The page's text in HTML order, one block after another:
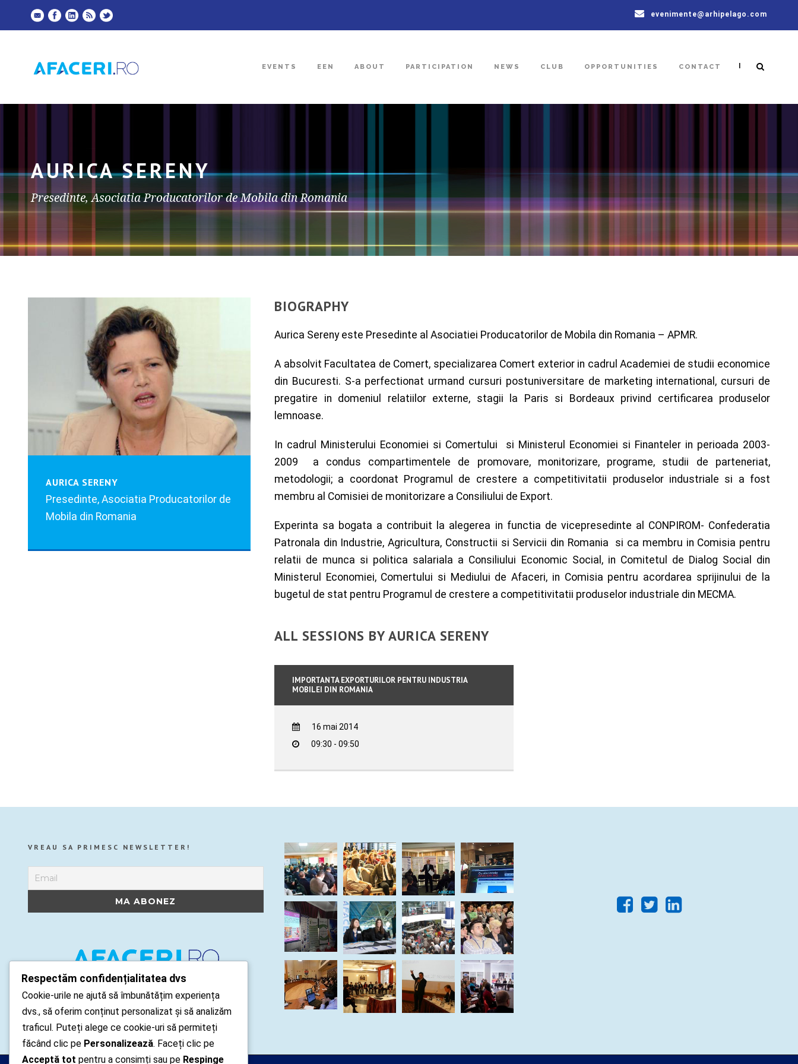
evenimente@arhipelago.com
EVENTS EEN ABOUT PARTICIPATION NEWS CLUB OPPORTUNITIES CONTACT |
AURICA SERENY
Presedinte, Asociatia Producatorilor de Mobila din Romania
AURICA SERENY
Presedinte, Asociatia Producatorilor de
Mobila din Romania
BIOGRAPHY
Aurica Sereny este Presedinte al Asociatiei Producatorilor de Mobila din Romania – APMR.
A absolvit Facultatea de Comert, specializarea Comert exterior in cadrul Academiei de studii economice
din Bucuresti. S-a perfectionat urmand cursuri postuniversitare de marketing international, cursuri de
pregatire in domeniul relatiilor externe, stagii la Paris si Bordeaux privind certificarea produselor
lemnoase.
In cadrul Ministerului Economiei si Comertului si Ministerul Economiei si Finanteler in perioada 2003-
2009 a condus compartimentele de promovare, monitorizare, programe, studii de parteneriat,
metodologii; a coordonat Programul de crestere a competitivitatii produselor industriale si a fost
membru al Comisiei de monitorizare a Consiliului de Export.
Experinta sa bogata a contribuit la alegerea in functia de vicepresedinte al CONPIROM- Confederatia
Patronala din Industrie, Agricultura, Constructii si Servicii din Romania si ca membru in Comisia pentru
relatii de munca si politica salariala a Consiliului Economic Social, in Comitetul de Dialog Social din
Ministerul Economiei, Comertului si Mediului de Afaceri, in Comisia pentru acordarea sprijinului de la
bugetul de stat pentru Programul de crestere a competitivitatii produselor industriale din MECMA.
ALL SESSIONS BY AURICA SERENY
IMPORTANTA EXPORTURILOR PENTRU INDUSTRIA
MOBILEI DIN ROMANIA
16 mai 2014
09:30 - 09:50
VREAU SA PRIMESC NEWSLETTER!
Respectăm confidențialitatea dvs
Cookie-urile ne ajută să îmbunătățim experiența
dvs., să oferim conținut personalizat și să analizăm
traficul. Puteți alege ce cookie-uri să permiteți
făcând clic pe Personalizează. Faceți clic pe
Acceptă tot pentru a consimți sau pe Respinge